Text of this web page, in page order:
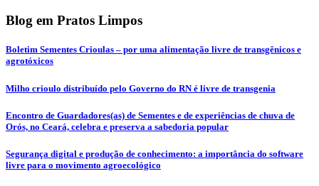
Blog em Pratos Limpos
Boletim Sementes Crioulas – por uma alimentação livre de transgênicos e
agrotóxicos
Milho crioulo distribuído pelo Governo do RN é livre de transgenia
Encontro de Guardadores(as) de Sementes e de experiências de chuva de
Orós, no Ceará, celebra e preserva a sabedoria popular
Segurança digital e produção de conhecimento: a importância do software
livre para o movimento agroecológico